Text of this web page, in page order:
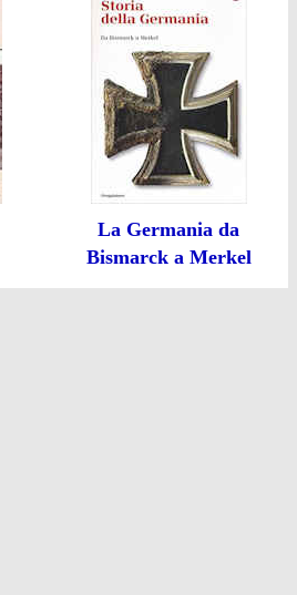
La Germania da
Bismarck a Merkel